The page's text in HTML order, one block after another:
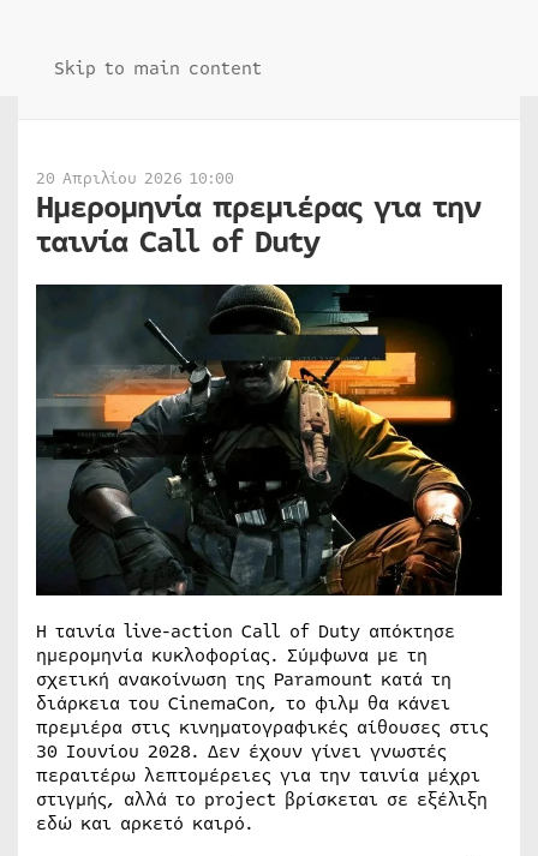
Skip to main content
20 Απριλίου 2026 10:00
Ημερομηνία πρεμιέρας για την
ταινία Call of Duty
Η ταινία live-action Call of Duty απόκτησε
ημερομηνία κυκλοφορίας. Σύμφωνα με τη
σχετική ανακοίνωση της Paramount κατά τη
διάρκεια του CinemaCon, το φιλμ θα κάνει
πρεμιέρα στις κινηματογραφικές αίθουσες στις
30 Ιουνίου 2028. Δεν έχουν γίνει γνωστές
περαιτέρω λεπτομέρειες για την ταινία μέχρι
στιγμής, αλλά το project βρίσκεται σε εξέλιξη
εδώ και αρκετό καιρό.